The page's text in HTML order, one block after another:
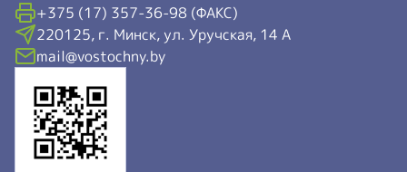
+375 (17) 357-36-98 (ФАКС)
220125, г. Минск, ул. Уручская, 14 А
mail@vostochny.by